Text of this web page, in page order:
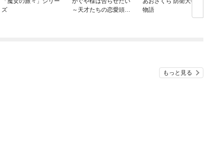
ズ
～天才たちの恋愛頭脳
物語
もっと見る